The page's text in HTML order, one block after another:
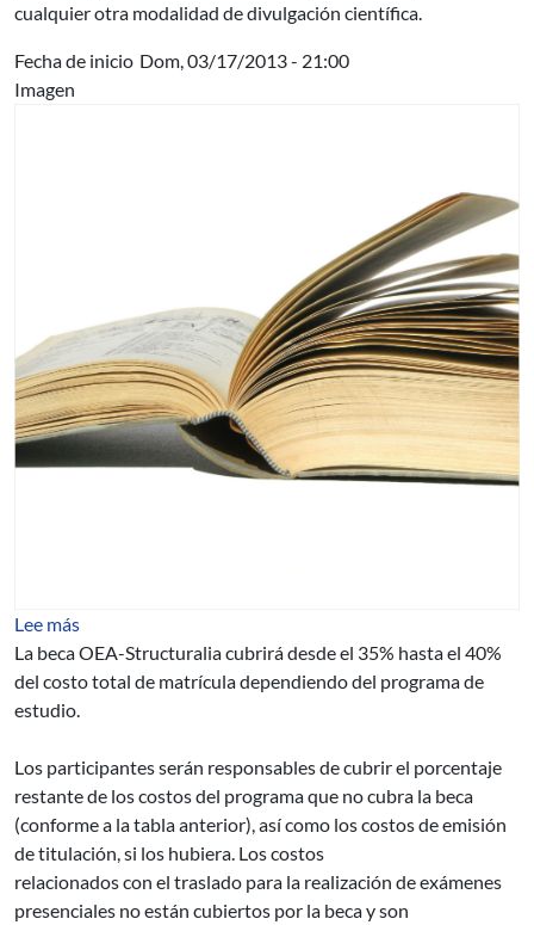
cualquier otra modalidad de divulgación científica.
Fecha de inicio Dom, 03/17/2013 - 21:00
Imagen
Lee más
La beca OEA-Structuralia cubrirá desde el 35% hasta el 40%
del costo total de matrícula dependiendo del programa de
estudio.
Los participantes serán responsables de cubrir el porcentaje
restante de los costos del programa que no cubra la beca
(conforme a la tabla anterior), así como los costos de emisión
de titulación, si los hubiera. Los costos
relacionados con el traslado para la realización de exámenes
presenciales no están cubiertos por la beca y son